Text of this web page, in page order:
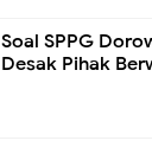
Soal SPPG
Desak Pihak